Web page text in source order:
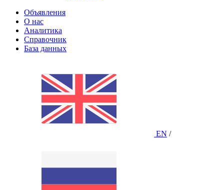
Объявления
О нас
Аналитика
Справочник
База данных
EN /